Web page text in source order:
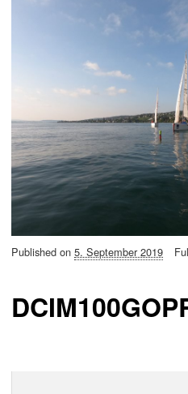
Published on 5. September 2019